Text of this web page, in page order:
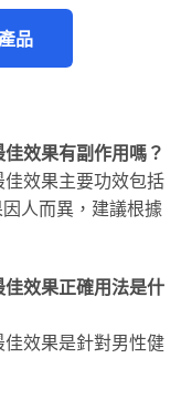
品
效果有副作用嗎？
效果主要功效包括
人而異，建議根據
效果正確用法是什
效果是針對男性健